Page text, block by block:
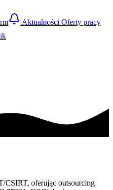
Aktualności Oferty pracy
CSIRT, oferując outsourcing